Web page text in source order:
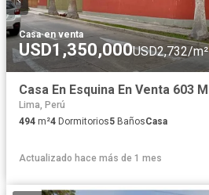
Casa·en venta
USD1,350,000USD2,732/m²
Lima, Perú
494 m²4 Dormitorios5 BañosCasa
Actualizado hace más de 1 mes